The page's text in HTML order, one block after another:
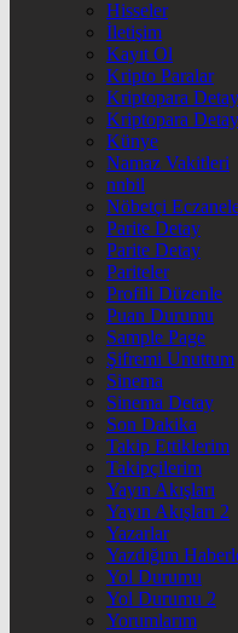
Hisseler
İletişim
Kayıt Ol
Kripto Paralar
Kriptopara Detay
Kriptopara Detay
Künye
Namaz Vakitleri
nnbil
Nöbetçi
Parite Detay
Parite Detay
Pariteler
Profili Düzenle
Puan Durumu
Sample Page
Şifremi Unuttum
Sinema
Sinema Detay
Son Dakika
Takip Ettiklerim
Takipçilerim
Yayın Akışları
Yayın Akışları 2
Yazarlar
Yazdığım
Yol Durumu
Yol Durumu 2
Yorumlarım